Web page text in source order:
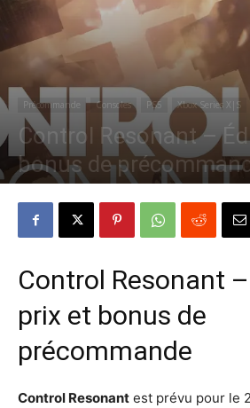
Précommande Consoles PS5 Xbox Series X|S
Control Resonant –
bonus de
Control Resonant
prix et bonus de
précommande
Control Resonant est prévu pour le